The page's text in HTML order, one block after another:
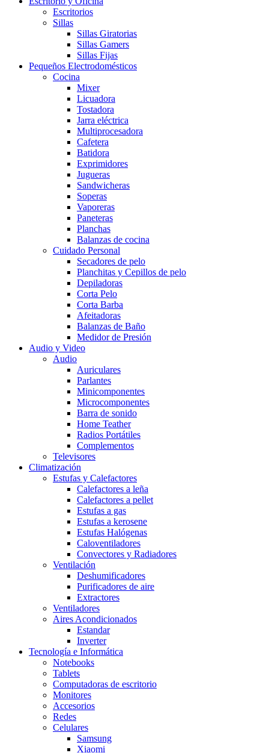
Escritorios
Sillas
Sillas Giratorias
Sillas Gamers
Sillas Fijas
Pequeños Electrodomésticos
Cocina
Mixer
Licuadora
Tostadora
Jarra eléctrica
Multiprocesadora
Cafetera
Batidora
Exprimidores
Jugueras
Sandwicheras
Soperas
Vaporeras
Paneteras
Planchas
Balanzas de cocina
Cuidado Personal
Secadores de pelo
Planchitas y Cepillos de pelo
Depiladoras
Corta Pelo
Corta Barba
Afeitadoras
Balanzas de Baño
Medidor de Presión
Audio y Video
Audio
Auriculares
Parlantes
Minicomponentes
Microcomponentes
Barra de sonido
Home Teather
Radios Portátiles
Complementos
Televisores
Climatización
Estufas y Calefactores
Calefactores a leña
Calefactores a pellet
Estufas a gas
Estufas a kerosene
Estufas Halógenas
Caloventiladores
Convectores y Radiadores
Ventilación
Deshumificadores
Purificadores de aire
Extractores
Ventiladores
Aires Acondicionados
Estandar
Inverter
Tecnología e Informática
Notebooks
Tablets
Computadoras de escritorio
Monitores
Accesorios
Redes
Celulares
Samsung
Xiaomi